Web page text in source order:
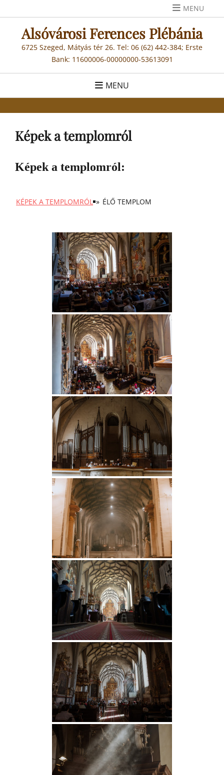
to
content
MENU
Alsóvárosi Ferences Plébánia
6725 Szeged, Mátyás tér 26. Tel: 06 (62) 442-384; Erste
Bank: 11600006-00000000-53613091
MENU
Képek a templomról
Képek a templomról:
KÉPEK A TEMPLOMRÓL » ÉLŐ TEMPLOM